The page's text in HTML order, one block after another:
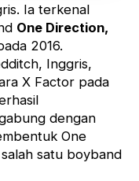
Ia terkenal
One Direction,
2016.
Inggris,
X Factor pada
dengan
One
satu boyband